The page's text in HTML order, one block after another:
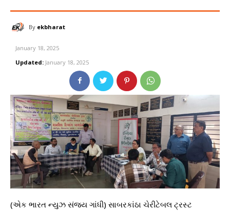
By ekbharat
January 18, 2025
Updated: January 18, 2025
(એક ભારત ન્યુઝ સંજય ગાંધી) સાબરકાંઠા ચેરીટેબલ ટ્રસ્ટ